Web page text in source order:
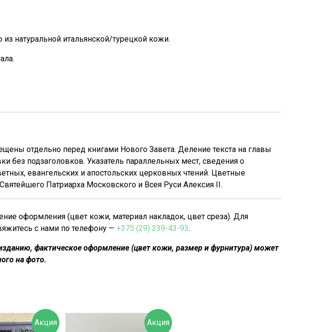
натуральной итальянской/турецкой кожи.
отдельно перед книгами Нового Завета. Деление текста на главы
подзаголовков. Указатель параллельных мест, сведения о
евангельских и апостольских церковных чтений. Цветные
Патриарха Московского и Всея Руси Алексия II.
оформления (цвет кожи, материал накладок, цвет среза). Для
с нами по телефону — +375 (29) 239-43-93.
фактическое оформление (цвет кожи, размер и фурнитура) может
на фото.
Акция Акция